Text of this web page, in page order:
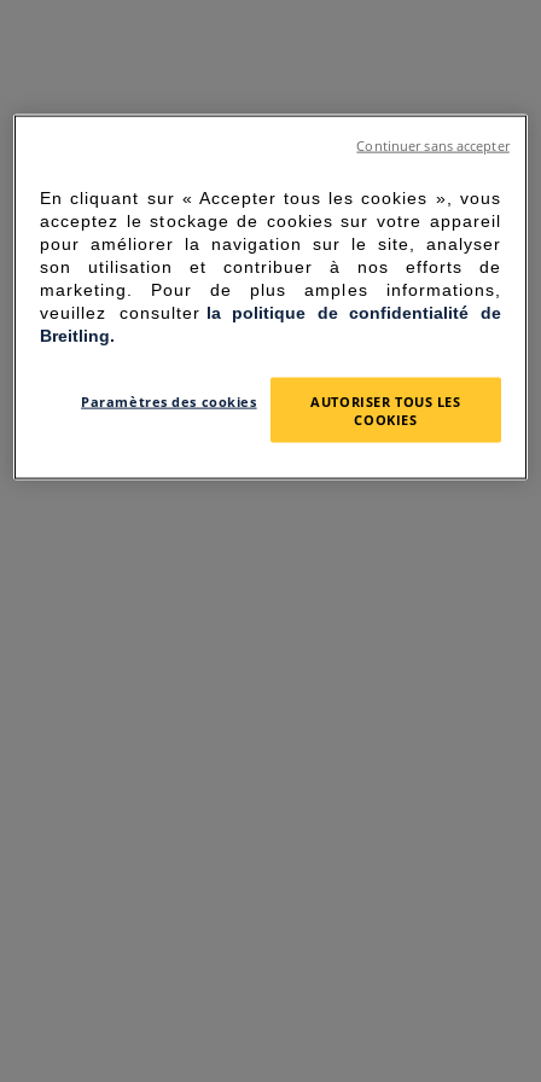
SORRY FOR THE
INCONVENIENCE
UNEXPECTED ERROR OCCURRED.
En cliquant sur « Accepter tous les cookies », vous
acceptez le stockage de cookies sur votre appareil
pour améliorer la navigation sur le site, analyser
son utilisation et contribuer à nos efforts de
marketing. Pour de plus amples informations,
veuillez consulter la politique de confidentialité de
Breitling.
Paramètres des cookies
AUTORISER TOUS LES
COOKIES
Continuer sans accepter